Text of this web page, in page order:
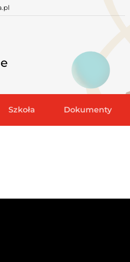
Szkoła Dokumenty